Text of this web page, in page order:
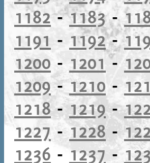
1182-1183-
1191 - 1192-
1200 - 1201 -
1209-1210 -
1218-1219-
1227 -1228-
1236 -1237 -